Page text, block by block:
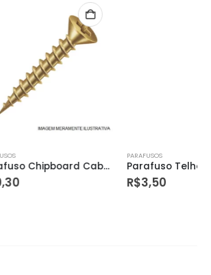
Parafuso Chipboard Cabeça Chata Phillips Rosca Parcial Bicromatizado 4,5 X 35mm C/500 Unidades Ciser – Ciser Parafuso Telheiro 5/16 X 20cm